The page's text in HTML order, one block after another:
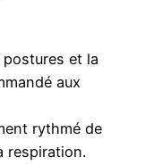
et la
aux
rythmé de
respiration.